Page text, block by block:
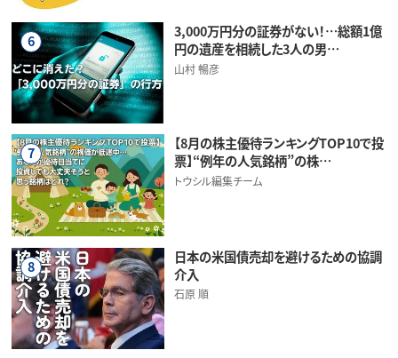
6
3,000万円分の証券がない！…総額1億
円の遺産を相続した3人の男…
山村 暢彦
7
【8月の株主優待ランキングTOP10で投
票】“例年の人気銘柄”の株…
トウシル編集チーム
8
日本の米国債売却を避けるための協調
介入
石原 順